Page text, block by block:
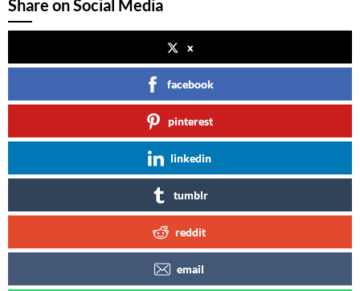
Share on Social Media
x
facebook
pinterest
linkedin
tumblr
reddit
email